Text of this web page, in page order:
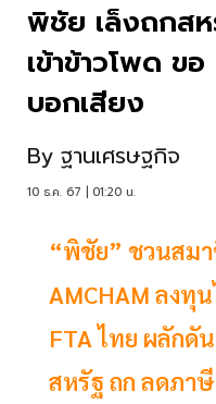
พิชัย เล็งถกสห
เข้าข้าวโพด ข
บอกเสียง
By ฐานเศรษฐกิจ
10 ธ.ค. 67 | 01:20 น.
“พิชัย” ชวนสม
AMCHAM ลงทุ
FTA ไทย ผลักดั
สหรัฐ ถก ลดภา